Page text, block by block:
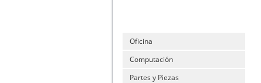
Oficina
Computación
Partes y Piezas